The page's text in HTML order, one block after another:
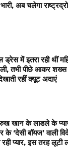
अब चलेगा
में इतरा रही थीं
तभी पीछे आकर शख्स
रहीं क्यूट अदाएं
खान के लाडले के प्यार
के ‘देसी बॉयज’ वाली
प्यार, इस तरह लूटी